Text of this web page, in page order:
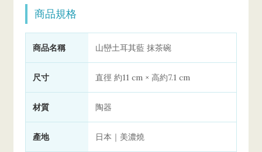
商品規格
商品名稱 山巒土耳其藍 抹茶碗
尺寸 直徑 約11 cm × 高約7.1 cm
材質 陶器
產地 日本｜美濃燒